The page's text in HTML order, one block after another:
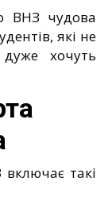
ВНЗ чудова
які не
хочуть
такі